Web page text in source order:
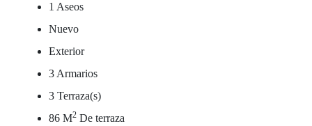
1 Aseos
Nuevo
Exterior
3 Armarios
3 Terraza(s)
86 M2 De terraza